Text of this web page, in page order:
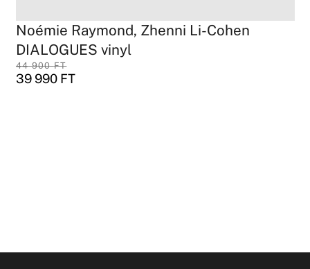
Noémie Raymond, Zhenni Li-Cohen
DIALOGUES vinyl
44 900FT
39 990 FT